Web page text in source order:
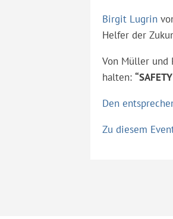
Birgit Lugrin
Helfer der
Von Müller und
halten:
Den
Zu diesem